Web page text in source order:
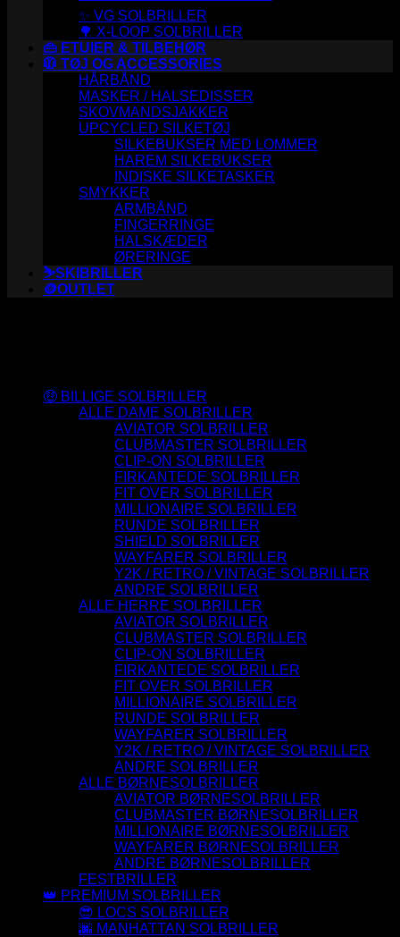
✨ VG SOLBRILLER
🌳 X-LOOP SOLBRILLER
👜 ETUIER & TILBEHØR
🧥 TØJ OG ACCESSORIES
HÅRBÅND
MASKER / HALSEDISSER
SKOVMANDSJAKKER
UPCYCLED SILKETØJ
SILKEBUKSER MED LOMMER
HAREM SILKEBUKSER
INDISKE SILKETASKER
SMYKKER
ARMBÅND
FINGERRINGE
HALSKÆDER
ØRERINGE
⛷️SKIBRILLER
🪙OUTLET
🤑 BILLIGE SOLBRILLER
ALLE DAME SOLBRILLER
AVIATOR SOLBRILLER
CLUBMASTER SOLBRILLER
CLIP-ON SOLBRILLER
FIRKANTEDE SOLBRILLER
FIT OVER SOLBRILLER
MILLIONAIRE SOLBRILLER
RUNDE SOLBRILLER
SHIELD SOLBRILLER
WAYFARER SOLBRILLER
Y2K / RETRO / VINTAGE SOLBRILLER
ANDRE SOLBRILLER
ALLE HERRE SOLBRILLER
AVIATOR SOLBRILLER
CLUBMASTER SOLBRILLER
CLIP-ON SOLBRILLER
FIRKANTEDE SOLBRILLER
FIT OVER SOLBRILLER
MILLIONAIRE SOLBRILLER
RUNDE SOLBRILLER
WAYFARER SOLBRILLER
Y2K / RETRO / VINTAGE SOLBRILLER
ANDRE SOLBRILLER
ALLE BØRNESOLBRILLER
AVIATOR BØRNESOLBRILLER
CLUBMASTER BØRNESOLBRILLER
MILLIONAIRE BØRNESOLBRILLER
WAYFARER BØRNESOLBRILLER
ANDRE BØRNESOLBRILLER
FESTBRILLER
👑 PREMIUM SOLBRILLER
😎 LOCS SOLBRILLER
🌆 MANHATTAN SOLBRILLER